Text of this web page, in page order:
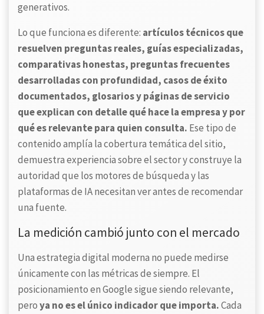
generativos.
Lo que funciona es diferente: artículos técnicos que
resuelven preguntas reales, guías especializadas,
comparativas honestas, preguntas frecuentes
desarrolladas con profundidad, casos de éxito
documentados, glosarios y páginas de servicio
que explican con detalle qué hace la empresa y por
qué es relevante para quien consulta. Ese tipo de
contenido amplía la cobertura temática del sitio,
demuestra experiencia sobre el sector y construye la
autoridad que los motores de búsqueda y las
plataformas de IA necesitan ver antes de recomendar
una fuente.
La medición cambió junto con el mercado
Una estrategia digital moderna no puede medirse
únicamente con las métricas de siempre. El
posicionamiento en Google sigue siendo relevante,
peroya no es el único indicador que importa.Cada